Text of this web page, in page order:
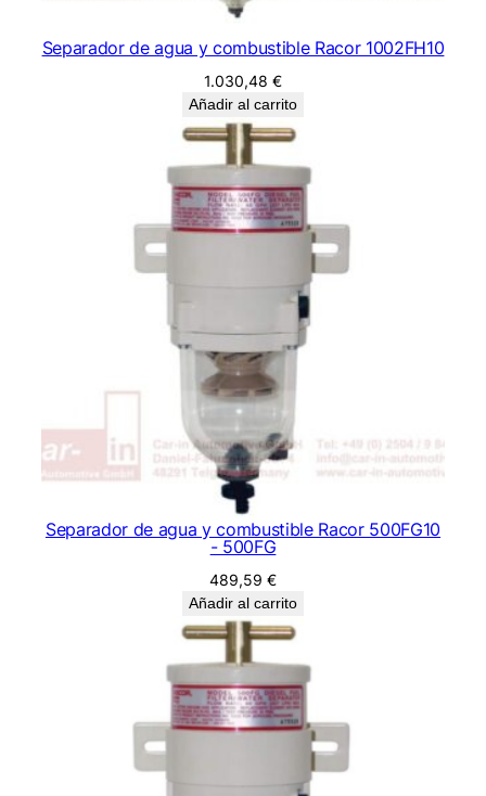
Separador de agua y combustible Racor 1002FH10
1.030,48 €
Añadir al carrito
Separador de agua y combustible Racor 500FG10
- 500FG
489,59 €
Añadir al carrito